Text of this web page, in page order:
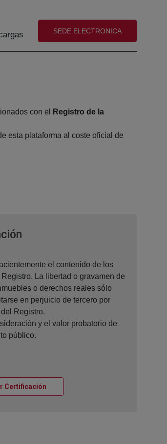
(abre en nueva ventana)
SEDE ELECTRONICA
con el
Registro de la
esta plataforma al coste oficial de
el contenido de los
La libertad o gravamen de
o derechos reales sólo
en perjuicio de tercero por
Registro.
y el valor probatorio de
público.
Certificación